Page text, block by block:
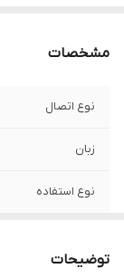
مشخصات
نوع اتصال
زبان
نوع استفاده
توضیحات